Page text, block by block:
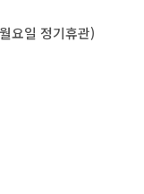
요일 정기휴관)